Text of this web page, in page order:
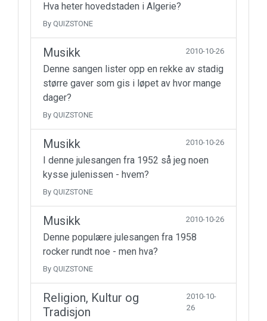
Hva heter hovedstaden i Algerie?
By QUIZSTONE
Musikk 2010-10-26
Denne sangen lister opp en rekke av stadig
større gaver som gis i løpet av hvor mange
dager?
By QUIZSTONE
Musikk 2010-10-26
I denne julesangen fra 1952 så jeg noen
kysse julenissen - hvem?
By QUIZSTONE
Musikk 2010-10-26
Denne populære julesangen fra 1958
rocker rundt noe - men hva?
By QUIZSTONE
Religion, Kultur og
Tradisjon
2010-10-
26